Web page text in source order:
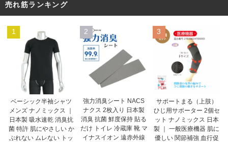
売れ筋ランキング
1
ベーシック半袖シャツ
メンズ ナノミックス ｜
日本製 吸水速乾 消臭抗
菌 特許 肌にやさしい か
ぶれない ムレない トッ
2
強力消臭シート NACS
ナクス 2枚入り 日本製
消臭 抗菌 鮮度保持 貼る
だけ トイレ 冷蔵庫 靴 マ
イナスイオン 遠赤外線
3
サポートまる（上肢）
ひじ用サポーター 2個セ
ット ナノミックス 日本
製 ｜ 一般医療機器 肌に
優しい 関節補強 血行促